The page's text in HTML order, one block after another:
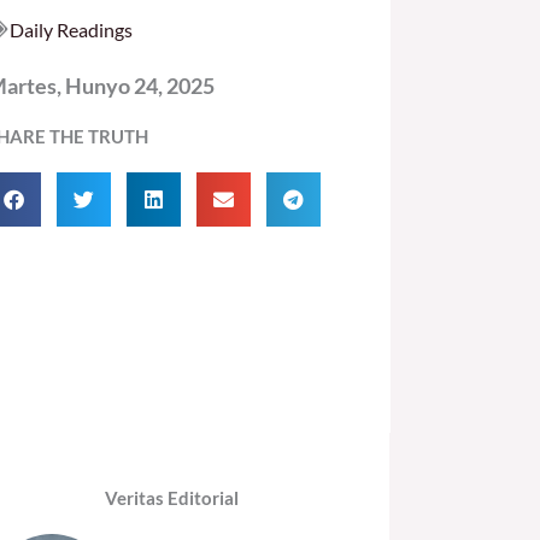
Daily Readings
Hunyo 24, 2025
THE TRUTH
Veritas Editorial